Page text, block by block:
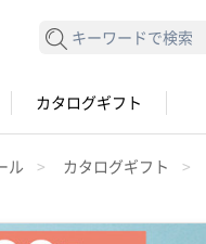
検索する
カタログギフト
ル カタログギフト